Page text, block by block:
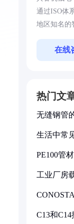
通过ISO体
地区知名的
在线
热门文
无缝钢管
生活中常
PE100管
工业厂房
C13和